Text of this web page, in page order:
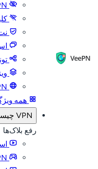
VPN بدون لاگ
VPN برای خدمات
همه
VPN چیست؟
رفع بلاک‌ها
VPN برای بازی